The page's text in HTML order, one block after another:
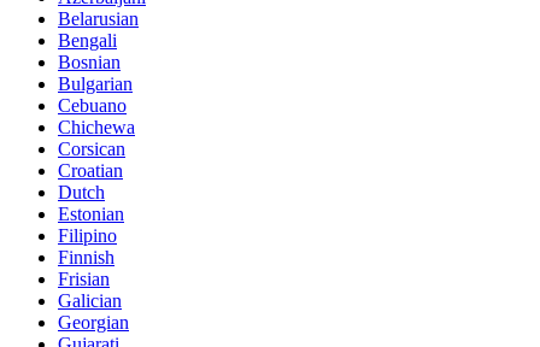
Belarusian
Bengali
Bosnian
Bulgarian
Cebuano
Chichewa
Corsican
Croatian
Dutch
Estonian
Filipino
Finnish
Frisian
Galician
Georgian